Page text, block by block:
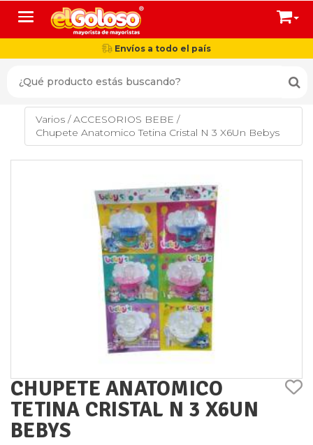
Toggle navigation
Envíos a todo el país
Varios /ACCESORIOS BEBE /
Chupete Anatomico Tetina Cristal N 3 X6Un Bebys
CHUPETE ANATOMICO
TETINA CRISTAL N 3 X6UN
BEBYS